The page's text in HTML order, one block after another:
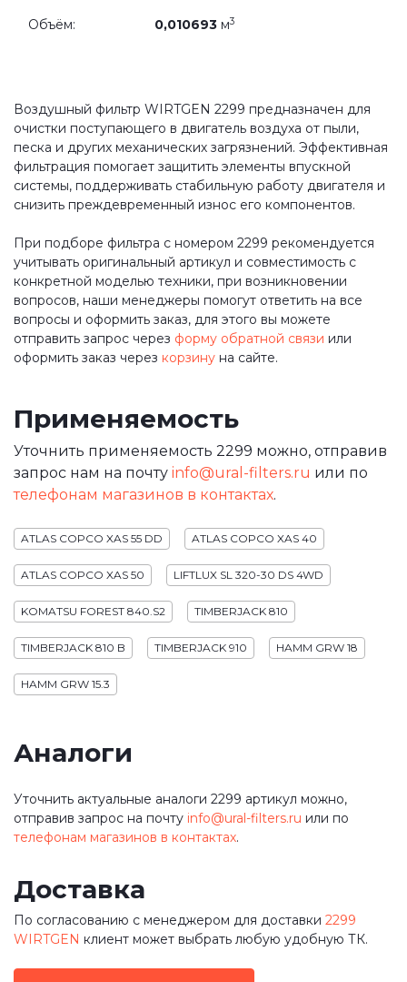
Объём: 0,010693 м3
Воздушный фильтр WIRTGEN 2299 предназначен для
очистки поступающего в двигатель воздуха от пыли,
песка и других механических загрязнений. Эффективная
фильтрация помогает защитить элементы впускной
системы, поддерживать стабильную работу двигателя и
снизить преждевременный износ его компонентов.
При подборе фильтра с номером 2299 рекомендуется
учитывать оригинальный артикул и совместимость с
конкретной моделью техники, при возникновении
вопросов, наши менеджеры помогут ответить на все
вопросы и оформить заказ, для этого вы можете
отправить запрос через форму обратной связи или
оформить заказ через корзину на сайте.
Применяемость
Уточнить применяемость 2299 можно, отправив
запрос нам на почту info@ural-filters.ru или по
телефонам магазинов в контактах.
ATLAS COPCO XAS 55 DD ATLAS COPCO XAS 40
ATLAS COPCO XAS 50 LIFTLUX SL 320-30 DS 4WD
KOMATSU FOREST 840.S2 TIMBERJACK 810
TIMBERJACK 810 B TIMBERJACK 910 HAMM GRW 18
HAMM GRW 15.3
Аналоги
Уточнить актуальные аналоги 2299 артикул можно,
отправив запрос на почту info@ural-filters.ru или по
телефонам магазинов в контактах.
Доставка
По согласованию с менеджером для доставки 2299
WIRTGEN клиент может выбрать любую удобную ТК.